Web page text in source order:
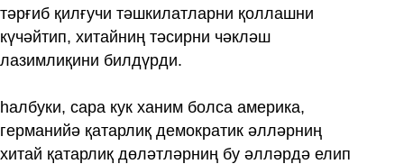
тәрғиб қилғучи тәшкилатларни қоллашни
күчәйтип, хитайниң тәсирни чәкләш
лазимлиқини билдүрди.
һалбуки, сара кук ханим болса америка,
германийә қатарлиқ демократик әлләрниң
хитай қатарлиқ дөләтләрниң бу әлләрдә елип